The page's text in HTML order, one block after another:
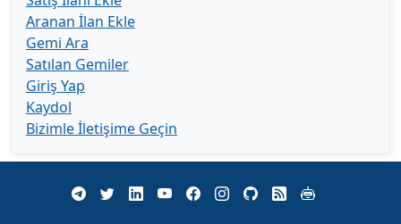
Aranan İlan Ekle
Gemi Ara
Satılan Gemiler
Giriş Yap
Kaydol
Bizimle İletişime Geçin